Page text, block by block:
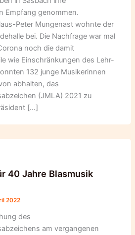
Empfang genommen.
Peter Mungenast wohnte der
bei. Die Nachfrage war mal
noch die damit
wie Einschränkungen des Lehr-
132 junge Musikerinnen
abhalten, das
(JMLA) 2021 zu
[…]
40 Jahre Blasmusik
2022
des
am vergangenen